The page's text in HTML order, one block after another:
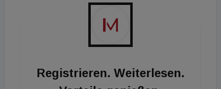
© NIKLAS STADLER | www.niklasstadler.at
Registrieren. Weiterlesen.